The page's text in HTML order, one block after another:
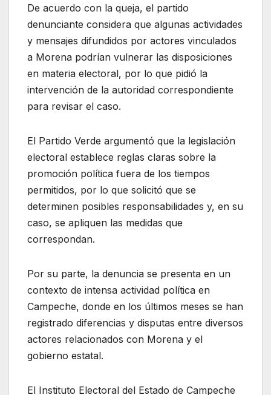
De acuerdo con la queja, el partido
denunciante considera que algunas actividades
y mensajes difundidos por actores vinculados
a Morena podrían vulnerar las disposiciones
en materia electoral, por lo que pidió la
intervención de la autoridad correspondiente
para revisar el caso.
El Partido Verde argumentó que la legislación
electoral establece reglas claras sobre la
promoción política fuera de los tiempos
permitidos, por lo que solicitó que se
determinen posibles responsabilidades y, en su
caso, se apliquen las medidas que
correspondan.
Por su parte, la denuncia se presenta en un
contexto de intensa actividad política en
Campeche, donde en los últimos meses se han
registrado diferencias y disputas entre diversos
actores relacionados con Morena y el
gobierno estatal.
El Instituto Electoral del Estado de Campeche